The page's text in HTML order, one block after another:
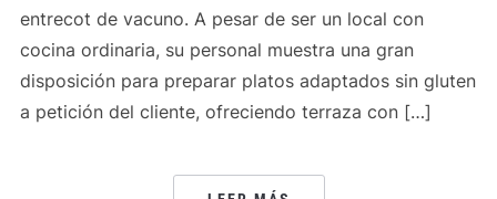
entrecot de vacuno. A pesar de ser un local con
cocina ordinaria, su personal muestra una gran
disposición para preparar platos adaptados sin gluten
a petición del cliente, ofreciendo terraza con […]